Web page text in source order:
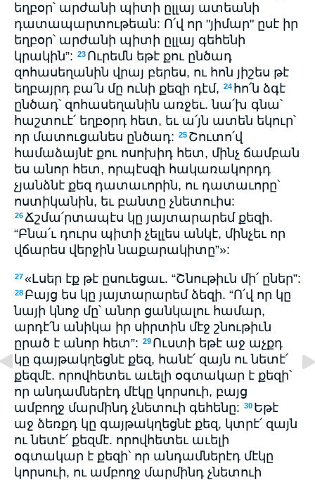
եղբօր՝ արժանի պիտի ըլլայ ատեանի
դատապարտութեան: Ո՛վ որ "յիմար" ըսէ իր
եղբօր՝ արժանի պիտի ըլլայ գեհենի
կրակին”: 23 Ուրեմն եթէ քու ընծադ
զոհասեղանին վրայ բերես, ու հոն յիշես թէ
եղբայրդ բա՛ն մը ունի քեզի դէմ, 24 հո՛ն ձգէ
ընծադ՝ զոհասեղանին առջեւ. նա՛խ գնա՝
հաշտուէ՛ եղբօրդ հետ, եւ ա՛յն ատեն եկուր՝
որ մատուցանես ընծադ: 25 Շուտո՛վ
համաձայնէ քու ոսոխիդ հետ, մինչ ճամբան
ես անոր հետ, որպէսզի հակառակորդդ
չյանձնէ քեզ դատաւորին, ու դատաւորը՝
ոստիկանին, եւ բանտը չնետուիս:
26 Ճշմա՛րտապէս կը յայտարարեմ քեզի.
“Բնա՛ւ դուրս պիտի չելլես անկէ, մինչեւ որ
վճարես վերջին նաքարակիտը”»:
27«Լսեր էք թէ ըսուեցաւ. “Շնութիւն մի՛ ըներ”:
28 Բայց ես կը յայտարարեմ ձեզի. “Ո՛վ որ կը
նայի կնոջ մը՝ անոր ցանկալու համար,
արդէ՛ն անիկա իր սիրտին մէջ շնութիւն
ըրած է անոր հետ”: 29 Ուստի եթէ աջ աչքդ
կը գայթակղեցնէ քեզ, հանէ՛ զայն ու նետէ՛
քեզմէ. որովհետեւ աւելի օգտակար է քեզի՝
որ անդամներէդ մէկը կորսուի, բայց
ամբողջ մարմինդ չնետուի գեհենը: 30 Եթէ
աջ ձեռքդ կը գայթակղեցնէ քեզ, կտրէ՛ զայն
ու նետէ՛ քեզմէ. որովհետեւ աւելի
օգտակար է քեզի՝ որ անդամներէդ մէկը
կորսուի, ու ամբողջ մարմինդ չնետուի